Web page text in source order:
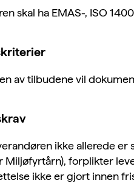
skal ha EMAS-, ISO
av tilbudene vil
ikke allerede er
Miljøfyrtårn), forplikter
ikke er gjort innen